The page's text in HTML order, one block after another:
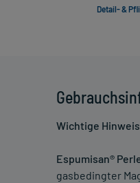
Wichtige
Espumisan®
gasbedingter
Detail- &